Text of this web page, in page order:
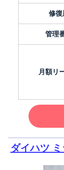
修復
管理
月額リ
ダイハツ